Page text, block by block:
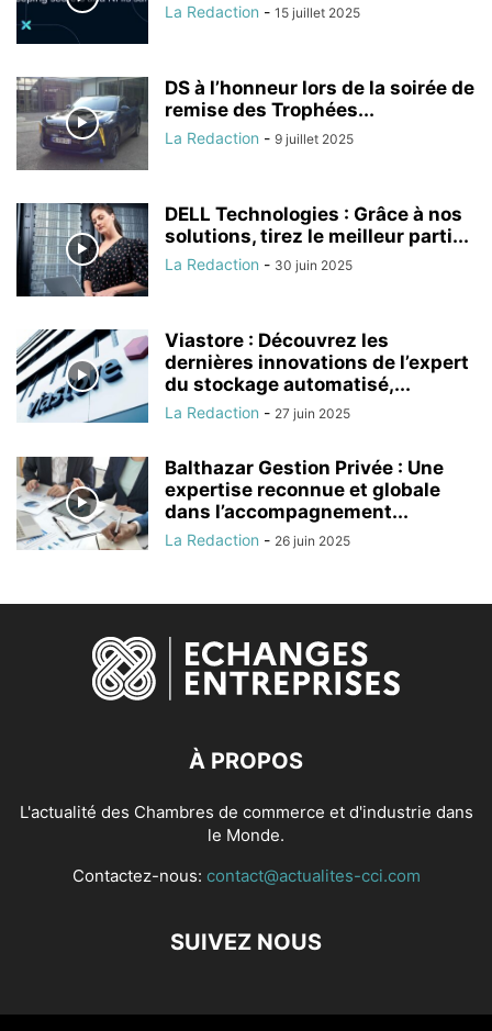
La Redaction - 15 juillet 2025
DS à l’honneur lors de la soirée de
remise des Trophées...
La Redaction - 9 juillet 2025
DELL Technologies : Grâce à nos
solutions, tirez le meilleur parti...
La Redaction - 30 juin 2025
Viastore : Découvrez les
dernières innovations de l’expert
du stockage automatisé,...
La Redaction - 27 juin 2025
Balthazar Gestion Privée : Une
expertise reconnue et globale
dans l’accompagnement...
La Redaction - 26 juin 2025
À PROPOS
L'actualité des Chambres de commerce et d'industrie dans
le Monde.
Contactez-nous: contact@actualites-cci.com
SUIVEZ NOUS